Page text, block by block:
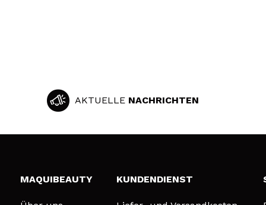
AKTUELLE NACHRICHTEN
MAQUIBEAUTY KUNDENDIENST